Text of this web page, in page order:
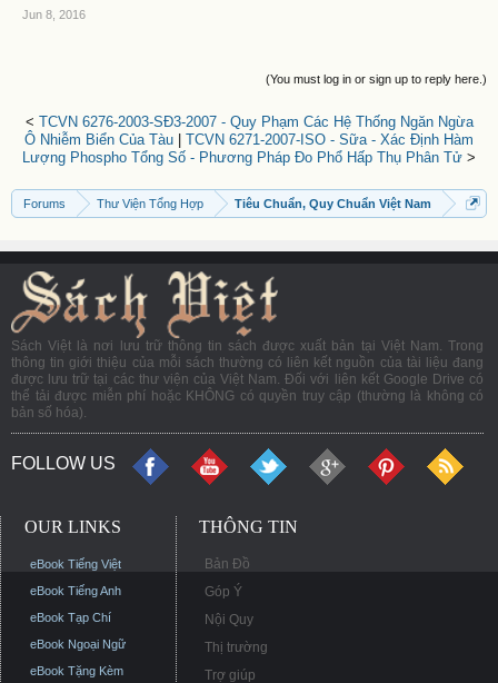
Jun 8, 2016
(You must log in or sign up to reply here.)
< TCVN 6276-2003-SĐ3-2007 - Quy Phạm Các Hệ Thống Ngăn Ngừa
Ô Nhiễm Biển Của Tàu | TCVN 6271-2007-ISO - Sữa - Xác Định Hàm
Lượng Phospho Tổng Số - Phương Pháp Đo Phổ Hấp Thụ Phân Tử >
Forums Thư Viện Tổng Hợp Tiêu Chuẩn, Quy Chuẩn Việt Nam
Sách Việt là nơi lưu trữ thông tin sách được xuất bản tại Việt Nam. Trong
thông tin giới thiệu của mỗi sách thường có liên kết nguồn của tài liệu đang
được lưu trữ tại các thư viện của Việt Nam. Đối với liên kết Google Drive có
thể tải được miễn phí hoặc KHÔNG có quyền truy cập (thường là không có
bản số hóa).
FOLLOW US
OUR LINKS
eBook Tiếng Việt
eBook Tiếng Anh
eBook Tạp Chí
eBook Ngoại Ngữ
eBook Tặng Kèm
THÔNG TIN
Bản Đồ
Góp Ý
Nội Quy
Thị trường
Trợ giúp